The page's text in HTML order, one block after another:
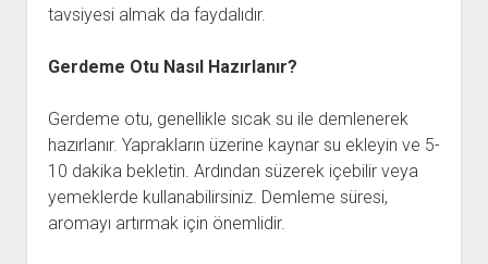
tavsiyesi almak da faydalıdır.
Gerdeme Otu Nasıl Hazırlanır?
Gerdeme otu, genellikle sıcak su ile demlenerek
hazırlanır. Yaprakların üzerine kaynar su ekleyin ve 5-
10 dakika bekletin. Ardından süzerek içebilir veya
yemeklerde kullanabilirsiniz. Demleme süresi,
aromayı artırmak için önemlidir.